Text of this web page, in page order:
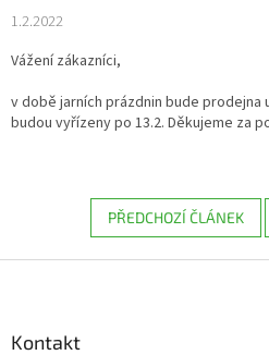
1.2.2022
Vážení zákazníci,
v době jarních prázdnin bude prodejna
budou vyřízeny po 13.2. Děkujeme za
PŘEDCHOZÍ ČLÁNEK
Kontakt